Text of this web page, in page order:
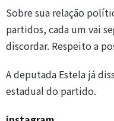
Sobre sua relação
partidos, cada um vai
discordar. Respeito a
A deputada Estela já
estadual do partido.